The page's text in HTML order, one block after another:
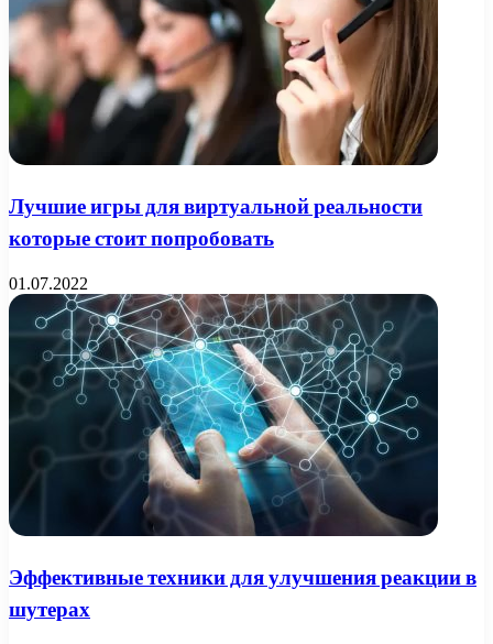
Лучшие игры для виртуальной реальности
которые стоит попробовать
01.07.2022
Эффективные техники для улучшения реакции в
шутерах